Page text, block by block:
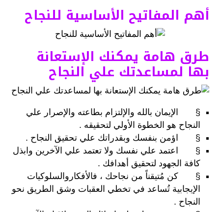
أهم المفاتيح الأساسية للنجاح
طرق هامة يمكنك الإستعانة
بها لمساعدتك علي النجاح
§ الإيمان بالله والإلتزام بطاعته والإصرار علي
النجاح هو الخطوة الأولي لتحقيقه .
§ اؤمن بنفسك وبقدراتك علي تحقيق النجاح .
§ اعتمد علي نفسك ولا تعتمد علي الآخرين وابذل
كافة الجهود لتحقيق أهدافك .
§ كن مُتيقناً من نجاحك ، فالأفكاروالسلوكيات
الإيجابية تُساعد في تخطي العقبات وشق الطريق نحو
النجاح .